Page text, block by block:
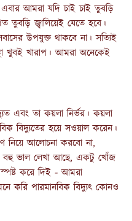
আমরা যদি চাই চাই তুবড়ি
তুবড়ি জ্বালিয়েই যেতে হবে।
উপযুক্ত থাকবে না। সত্যিই
খুবই খারাপ। আমরা অনেকেই
এবং তা কয়লা নির্ভর। কয়লা
বিদ্যুতের হয়ে সওয়াল করেন।
নিয়ে আলোচনা করবো না,
বহু ভাল লেখা আছে, একটু খোঁজ
করে দিই - আমরা
করি পারমানবিক বিদ্যুৎ কোনও